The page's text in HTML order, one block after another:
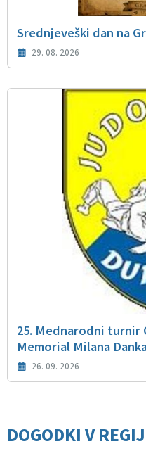
Srednjeveški dan na
29. 08. 2026
25. Mednarodni turnir
Memorial Milana
26. 09. 2026
DOGODKI V